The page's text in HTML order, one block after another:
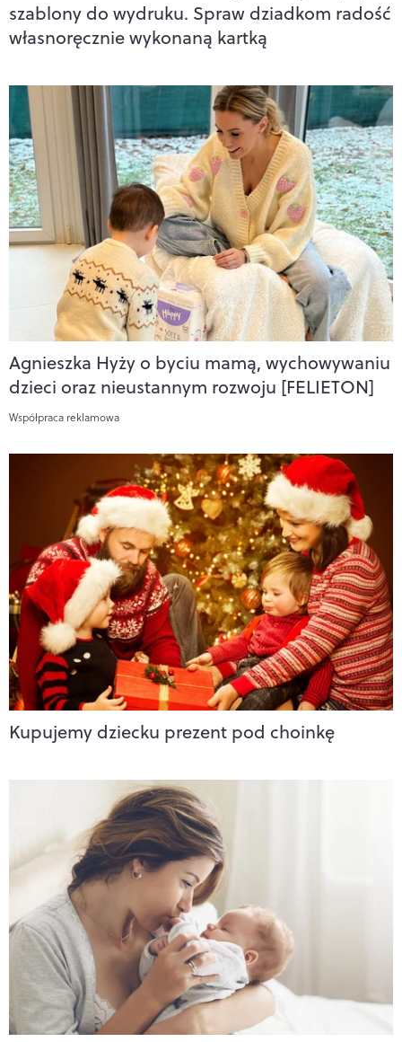
szablony do wydruku. Spraw dziadkom radość
własnoręcznie wykonaną kartką
Agnieszka Hyży o byciu mamą, wychowywaniu
dzieci oraz nieustannym rozwoju [FELIETON]
Współpraca reklamowa
Kupujemy dziecku prezent pod choinkę